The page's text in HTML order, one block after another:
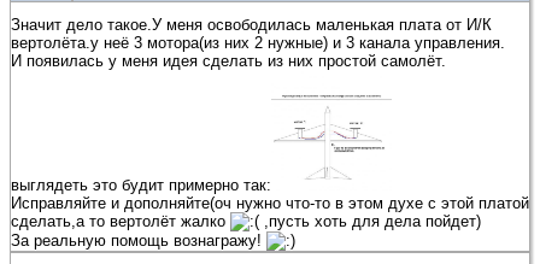
Значит дело такое.У меня освободилась маленькая плата от И/К
вертолёта.у неё 3 мотора(из них 2 нужные) и 3 канала управления.
И появилась у меня идея сделать из них простой самолёт.
выглядеть это будит примерно так:
Исправляйте и дополняйте(оч нужно что-то в этом духе с этой платой
сделать,а то вертолёт жалко
,пусть хоть для дела пойдет)
За реальную помощь вознагражу!